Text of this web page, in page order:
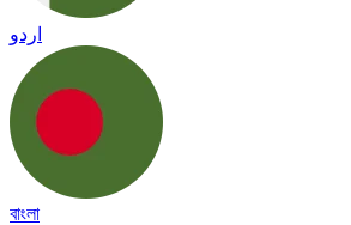
اردو
বাংলা